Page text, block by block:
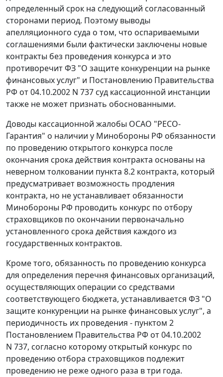
определенный срок на следующий согласованный
сторонами период. Поэтому выводы
апелляционного суда о том, что оспариваемыми
соглашениями были фактически заключены новые
контракты без проведения конкурса и это
противоречитФЗ "О защите конкуренции на рынке
финансовых услуг" и Постановлению Правительства
РФ от 04.10.2002 N 737 суд кассационной инстанции
также не может признать обоснованными.
Доводы кассационной жалобы ОСАО "РЕСО-
Гарантия" о наличии у Минобороны РФ обязанности
по проведению открытого конкурса после
окончания срока действия контракта основаны на
неверном толковании пункта 8.2 контракта, который
предусматривает возможность продления
контракта, но не устанавливает обязанности
Минобороны РФ проводить конкурс по отбору
страховщиков по окончании первоначально
установленного срока действия каждого из
государственных контрактов.
Кроме того, обязанность по проведению конкурса
для определения перечня финансовых организаций,
осуществляющих операции со средствами
соответствующего бюджета, устанавливается ФЗ "О
защите конкуренции на рынке финансовых услуг", а
периодичность их проведения - пунктом 2
Постановлением Правительства РФ от 04.10.2002
N 737, согласно которому открытый конкурс по
проведению отбора страховщиков подлежит
проведению не реже одного раза в три года.